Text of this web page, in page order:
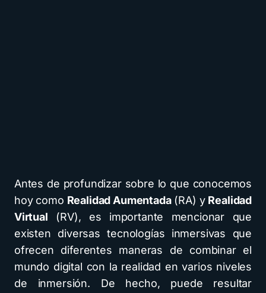
Antes de profundizar sobre lo que conocemos
hoy como Realidad Aumentada(RA) y Realidad
Virtual (RV), es importante mencionar que
existen diversas tecnologías inmersivas que
ofrecen diferentes maneras de combinar el
mundo digital con la realidad en varios niveles
de inmersión. De hecho, puede resultar